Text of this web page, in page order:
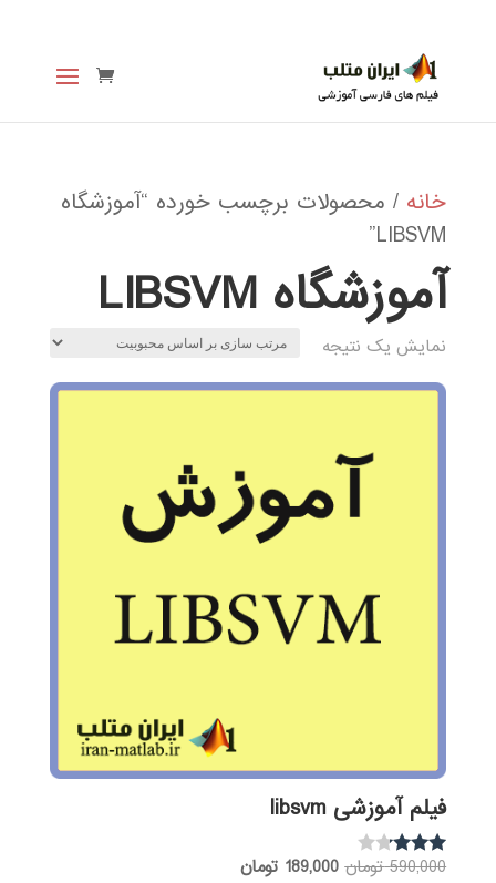
خانه / محصولات برچسب خورده “آموزشگاه
LIBSVM”
آموزشگاه LIBSVM
نمایش یک نتیجه
فیلم آموزشی libsvm
نمره
590,000 تومان قیمت
189,000 تومانقیمت